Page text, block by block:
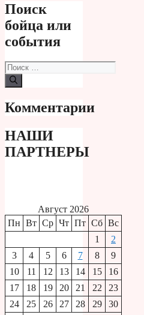
Поиск
бойца или
события
Поиск:
Комментарии
НАШИ
ПАРТНЕРЫ
Август 2026
Пн Вт Ср Чт Пт Сб Вс
1
2
3
4 5 6 7 8
9
10
11 12 13 14 15
16
17
18 19 20 21 22
23
24
25 26 27 28 29 30